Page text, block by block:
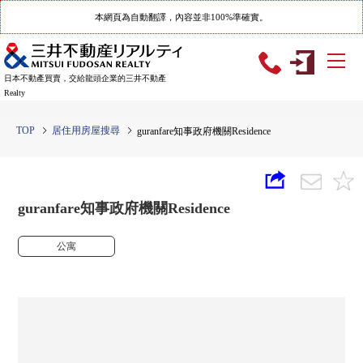
本網頁為自動翻譯，內容並非100%準確實。
日本不動產買賣，交給龍頭企業的三井不動產
Realty
TOP 居住用房屋搜尋 guranfare知事政府機關Residence
guranfare知事政府機關Residence
公寓